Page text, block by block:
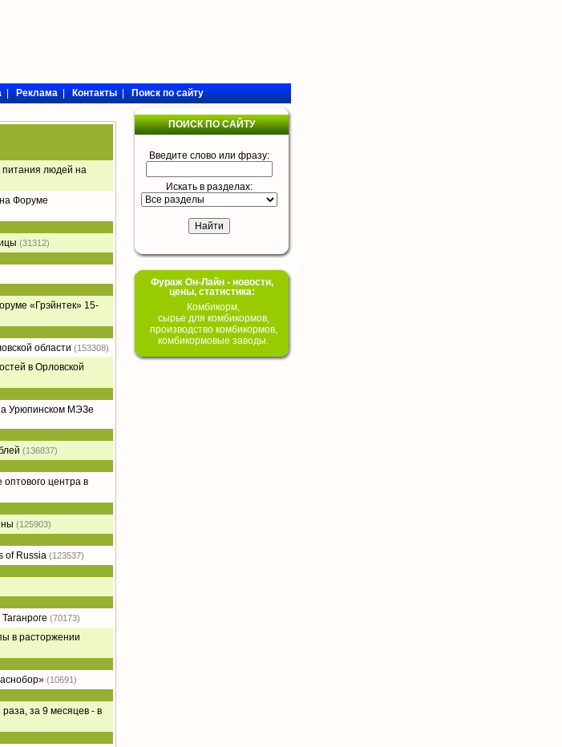
|Реклама|Контакты|Поиск по сайту
питания людей на
Форуме
(31312)
«Грэйнтек» 15-
области (153308)
в Орловской
Урюпинском МЭЗе
(136837)
центра в
(125903)
of Russia (123537)
(70173)
в расторжении
(10691)
за 9 месяцев - в
ПОИСК ПО САЙТУ
Введите слово или фразу:
Искать в разделах:
Фураж Он-Лайн - новости,
цены, статистика:
Комбикорм,
сырье для комбикормов,
производство комбикормов,
комбикормовые заводы.